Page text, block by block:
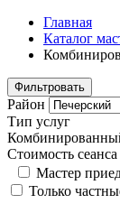
Главная
Каталог
Фильтровать
Район
Тип услуг
Стоимость сеанса
Мастер
Только